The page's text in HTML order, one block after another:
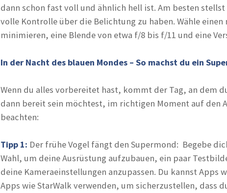
dann schon fast voll und ähnlich hell ist. Am besten
volle Kontrolle über die Belichtung zu haben. Wähle einen
minimieren, eine Blende von etwa f/8 bis f/11 und eine
In der Nacht des blauen Mondes – So machst du ein
Wenn du alles vorbereitet hast, kommt der Tag, an dem
dann bereit sein möchtest, im richtigen Moment auf den
beachten:
Tipp 1: Der frühe Vogel fängt den Supermond: Begebe
Wahl, um deine Ausrüstung aufzubauen, ein paar
deine Kameraeinstellungen anzupassen. Du kannst
Apps wie StarWalk verwenden, um sicherzustellen, dass